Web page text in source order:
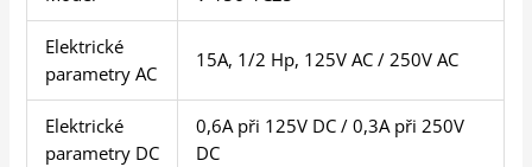
Elektrické
parametry AC
15A, 1/2 Hp, 125V AC / 250V AC
Elektrické
parametry DC
0,6A při 125V DC / 0,3A při 250V
DC